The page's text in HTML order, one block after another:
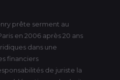
prête serment au
en 2006 après 20 ans
dans une
financiers
de juriste la